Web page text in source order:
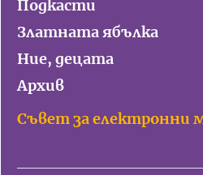
Подкасти
Златната ябълка
Ние, децата
Архив
Съвет за електронни